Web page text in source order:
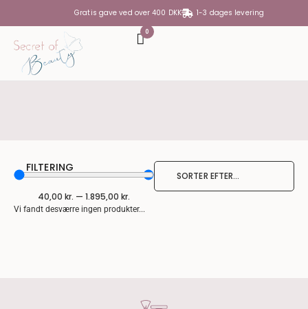
Gratis gave ved over 400 DKK 1-3 dages levering
0
DIN KURV
Din kurv er tom
GÅ TIL KASSE
FILTERING
40,00 kr. — 1.895,00 kr.
Vi fandt desværre ingen produkter...